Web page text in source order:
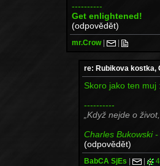
----------
Get enlightened!
(odpovědět)
mr.Crow| |
re: Rubikova kostka,
Skoro jako ten muj
----------
Když nejde o
Charles Bukowski
(odpovědět)
BabCA SjEs | |